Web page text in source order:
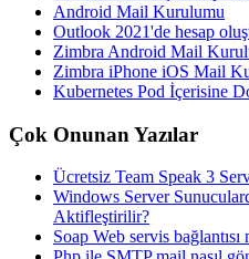
Android Mail Kurulumu
Outlook 2021'de hesap
Zimbra Android Mail
Zimbra iPhone iOS Mail
Kubernetes Pod İçerisine
Çok Onunan Yazılar
Ücretsiz Team Speak 3
Windows Server
Aktifleştirilir?
Soap Web servis bağlantısı